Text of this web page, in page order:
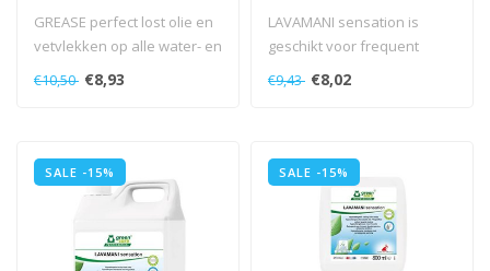
GREASE perfect lost olie en
vetvlekken op alle water- en
alkalibestendige opperv..
€10,50 €8,93
LAVAMANI sensation is
geschikt voor frequent
gebruik (dermatologisch
getest)...
€9,43 €8,02
SALE -15% SALE -15%